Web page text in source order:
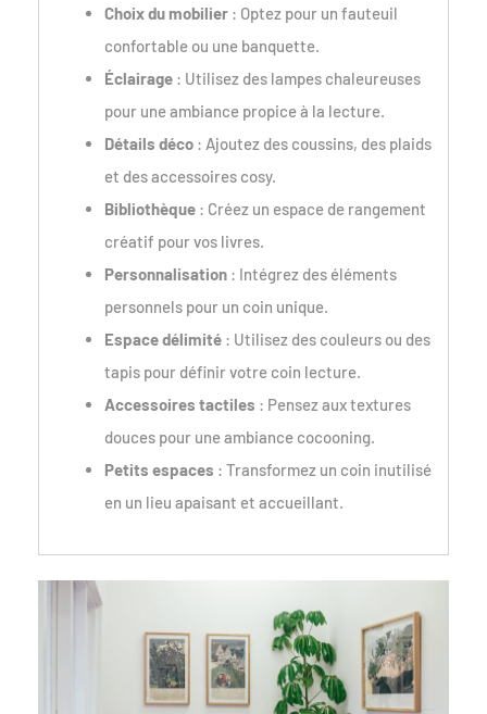
Choix du mobilier : Optez pour un fauteuil
confortable ou une banquette.
Éclairage : Utilisez des lampes chaleureuses
pour une ambiance propice à la lecture.
Détails déco : Ajoutez des coussins, des plaids
et des accessoires cosy.
Bibliothèque : Créez un espace de rangement
créatif pour vos livres.
Personnalisation : Intégrez des éléments
personnels pour un coin unique.
Espace délimité : Utilisez des couleurs ou des
tapis pour définir votre coin lecture.
Accessoires tactiles : Pensez aux textures
douces pour une ambiance cocooning.
Petits espaces : Transformez un coin inutilisé
en un lieu apaisant et accueillant.